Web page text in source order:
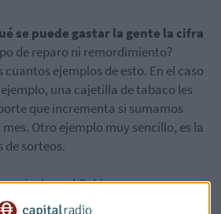
se puede gastar la gente la cifra
de reparo ni remordimiento?
ejemplos de esto. En el caso
una cajetilla de tabaco les
que incrementa si sumamos
Otro ejemplo muy sencillo, es la
de sorteos.
incluye el Gobierno en sus nuevos
del Estado, es el